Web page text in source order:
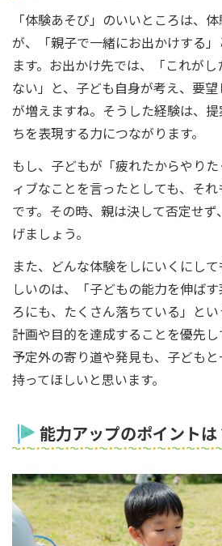
「体験あそび」のいいところは、
が、「親子で一緒にお出かけする
ます。お出かけ先では、「これが
ない」と、子ども自身が考え、要
が増えますね。そうした経験は、
ちを表現する力につながります。
もし、子どもが「疲れたからやり
ィブなことを言ったとしても、そ
です。その時、親は決して否定せ
げましょう。
また、どんな体験をしにいくにし
しいのは、「子どもの能力を伸ば
ろにも、たくさん落ちている」とい
計画や目的を達成することを優先し
予定外の寄り道や発見も、子ども
持ってほしいと思います。
能力アップのポイントは